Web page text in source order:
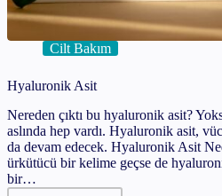
Cilt Bakım
Hyaluronik Asit
Nereden çıktı bu hyaluronik asit?
aslında hep vardı. Hyaluronik asit,
da devam edecek. Hyaluronik Asit
ürkütücü bir kelime geçse de
bir…